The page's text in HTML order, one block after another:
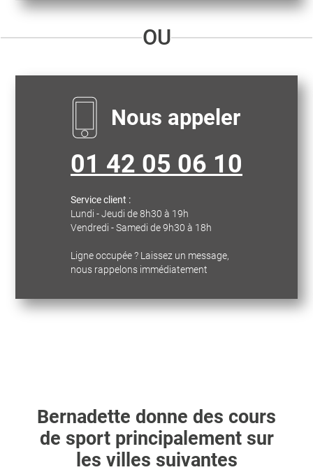
OU
Nous appeler
01 42 05 06 10
Service client :
Lundi - Jeudi de 8h30 à 19h
Vendredi - Samedi de 9h30 à 18h
Ligne occupée ? Laissez un message,
nous rappelons immédiatement
Bernadette donne des cours
de sport principalement sur
les villes suivantes